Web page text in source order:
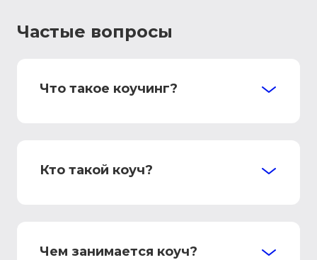
Частые вопросы
Что такое коучинг?
Кто такой коуч?
Чем занимается коуч?